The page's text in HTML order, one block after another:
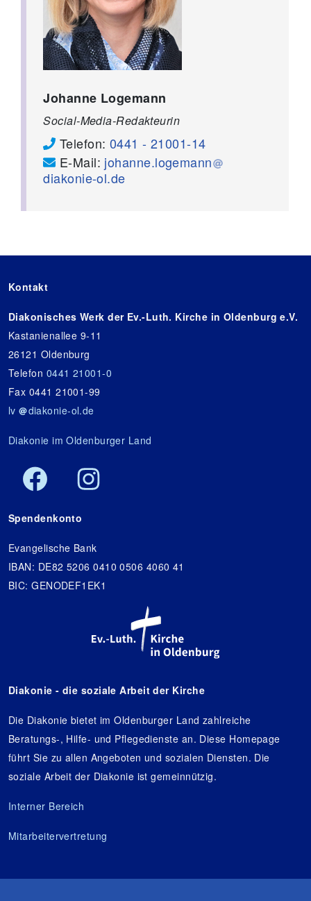
Johanne Logemann
Social-Media-Redakteurin
Telefon: 0441 - 21001-14
E-Mail: johanne.logemann
diakonie-ol.de
Kontakt
Diakonisches Werk der Ev.-Luth. Kirche in Oldenburg e.V.
Kastanienallee 9-11
26121 Oldenburg
Telefon 0441 21001-0
Fax 0441 21001-99
lv
diakonie-ol.de
Diakonie im Oldenburger Land
Spendenkonto
Evangelische Bank
IBAN: DE82 5206 0410 0506 4060 41
BIC: GENODEF1EK1
Diakonie - die soziale Arbeit der Kirche
Die Diakonie bietet im Oldenburger Land zahlreiche
Beratungs-, Hilfe- und Pflegedienste an. Diese Homepage
führt Sie zu allen Angeboten und sozialen Diensten. Die
soziale Arbeit der Diakonie ist gemeinnützig.
Interner Bereich
Mitarbeitervertretung